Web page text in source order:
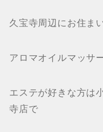
久宝寺周辺にお住ま
アロマオイルマッサ
エステが好きな方は
寺店で